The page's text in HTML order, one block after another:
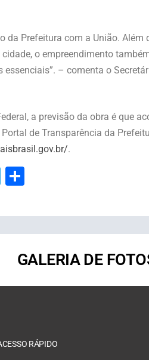
da Prefeitura com a União.
o empreendimento
– comenta o
a previsão da obra é que
de Transparência da
.
Telegram
GALERIA DE
RÁPIDO